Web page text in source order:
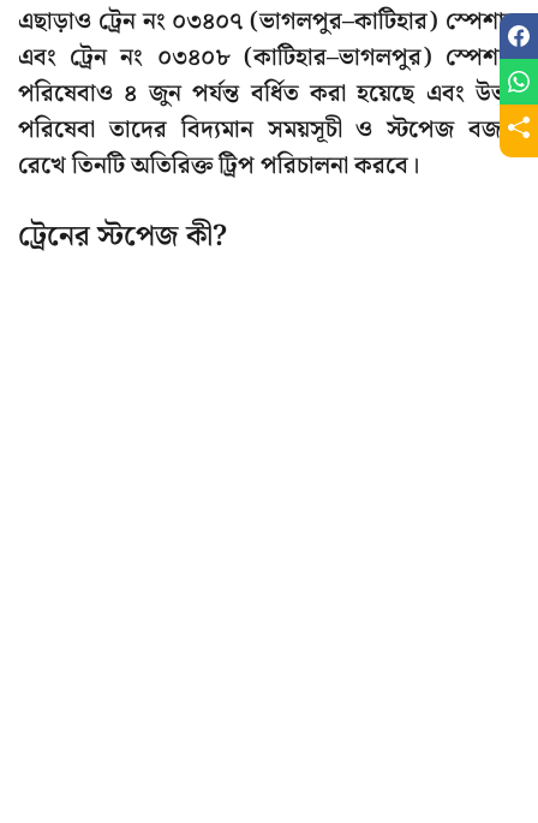
এছাড়াও ট্রেন নং ০৩৪০৭ (ভাগলপুর–কাটিহার) স্পেশাল
এবং ট্রেন নং ০৩৪০৮ (কাটিহার–ভাগলপুর) স্পেশাল
পরিষেবাও ৪ জুন পর্যন্ত বর্ধিত করা হয়েছে এবং উভয়
পরিষেবা তাদের বিদ্যমান সময়সূচী ও স্টপেজ বজায়
রেখে তিনটি অতিরিক্ত ট্রিপ পরিচালনা করবে।
ট্রেনের স্টপেজ কী?